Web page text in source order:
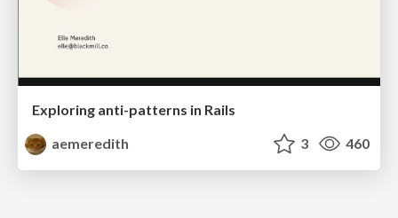
Exploring anti-patterns in Rails
aemeredith
3 460